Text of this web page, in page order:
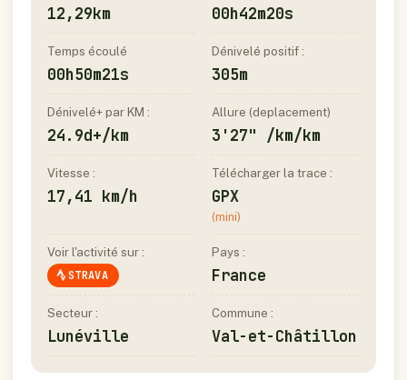
12,29km 00h42m20s
Temps écoulé
00h50m21s
Dénivelé positif :
305m
Dénivelé+ par KM :
24.9d+/km
Allure (deplacement)
3'27" /km/km
Vitesse :
17,41 km/h
Télécharger la trace :
GPX
(mini)
Voir l'activité sur :
STRAVA
Pays :
France
Secteur :
Lunéville
Commune :
Val-et-Châtillon